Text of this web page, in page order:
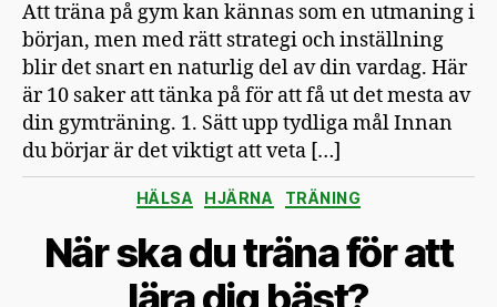
Att träna på gym kan kännas som en utmaning i
början, men med rätt strategi och inställning
blir det snart en naturlig del av din vardag. Här
är 10 saker att tänka på för att få ut det mesta av
din gymträning. 1. Sätt upp tydliga mål Innan
du börjar är det viktigt att veta […]
Kategorier
HÄLSA HJÄRNA TRÄNING
När ska du träna för att